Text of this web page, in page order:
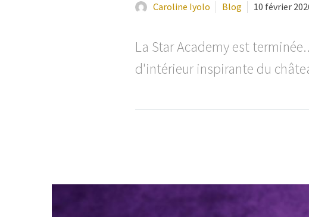
Caroline Iyolo Blog 10 février
La Star Academy est
d'intérieur inspirante du